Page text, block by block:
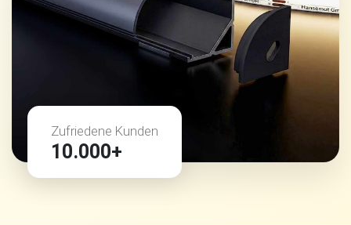
Zufriedene Kunden
10.000+